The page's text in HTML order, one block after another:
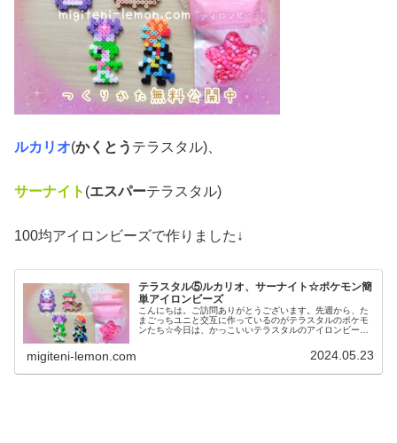
ルカリオ(かくとう テラスタル)、
サーナイト (エスパーテラスタル)
100均アイロンビーズで作りました↓
テラスタル⑤ルカリオ、サーナイト☆ポケモン簡
単アイロンビーズ
こんにちは。ご訪問ありがとうございます。先週から、た
まごっちユニと交互に作っているのがテラスタルのポケモ
ンたち☆今日は、かっこいいテラスタルのアイロンビーズ
migiteni-lemon.com 2024.05.23